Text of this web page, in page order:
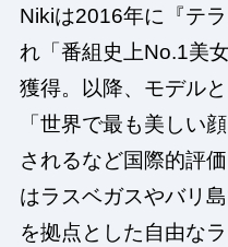
Nikiは2016年に『テ
れ「番組史上No.1美
獲得。以降、モデル
「世界で最も美しい
されるなど国際的評
はラスベガスやバリ
を拠点とした自由な